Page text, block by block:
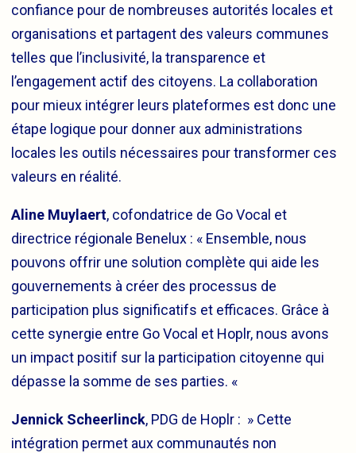
confiance pour de nombreuses autorités locales et
organisations et partagent des valeurs communes
telles que l’inclusivité, la transparence et
l’engagement actif des citoyens. La collaboration
pour mieux intégrer leurs plateformes est donc une
étape logique pour donner aux administrations
locales les outils nécessaires pour transformer ces
valeurs en réalité.
Aline Muylaert, cofondatrice de Go Vocal et
directrice régionale Benelux : « Ensemble, nous
pouvons offrir une solution complète qui aide les
gouvernements à créer des processus de
participation plus significatifs et efficaces. Grâce à
cette synergie entre Go Vocal et Hoplr, nous avons
un impact positif sur la participation citoyenne qui
dépasse la somme de ses parties. «
Jennick Scheerlinck, PDG de Hoplr : » Cette
intégration permet aux communautés non